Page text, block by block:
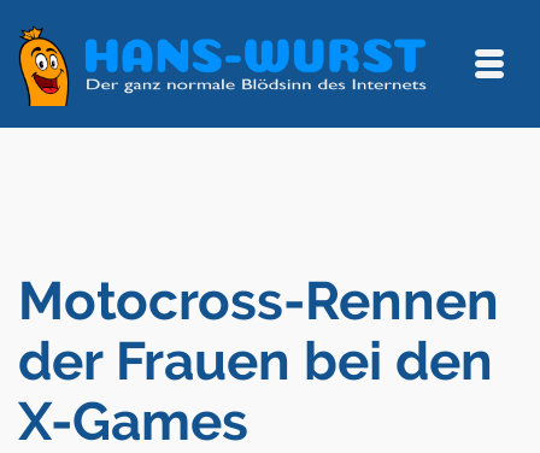
Motocross-Rennen
der Frauen bei den
X-Games